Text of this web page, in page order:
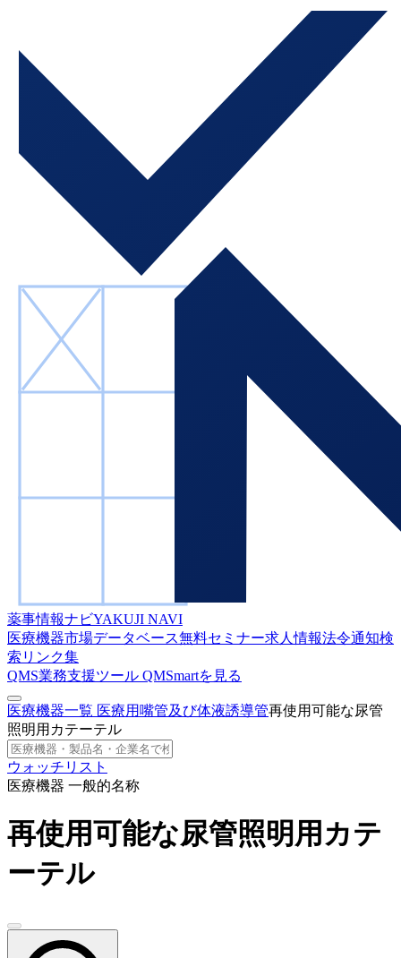
薬事情報ナビYAKUJI NAVI
医療機器市場データベース無料セミナー求人情報法令通知検
索 リンク集
QMS業務支援ツール QMSmartを見る
医療機器一覧 医療用嘴管及び体液誘導管再使用可能な尿管
照明用カテーテル
ウォッチリスト
医療機器 一般的名称
再使用可能な尿管照明用カテ
ーテル